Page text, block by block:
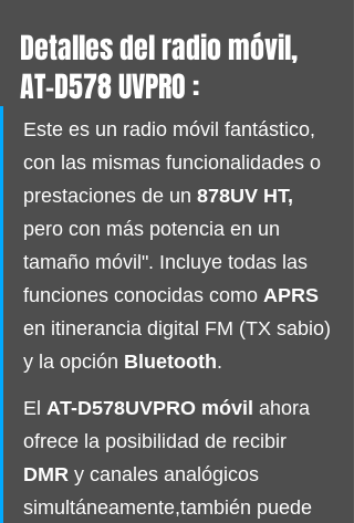
Detalles del radio móvil,
AT-D578 UVPRO :
Este es un radio móvil fantástico,
con las mismas funcionalidades o
prestaciones de un 878UV HT,
pero con más potencia en un
tamaño móvil". Incluye todas las
funciones conocidas como APRS
en itinerancia digital FM (TX sabio)
y la opción Bluetooth.
El AT-D578UVPRO móvil ahora
ofrece la posibilidad de recibir
DMR y canales analógicos
simultáneamente,también puede